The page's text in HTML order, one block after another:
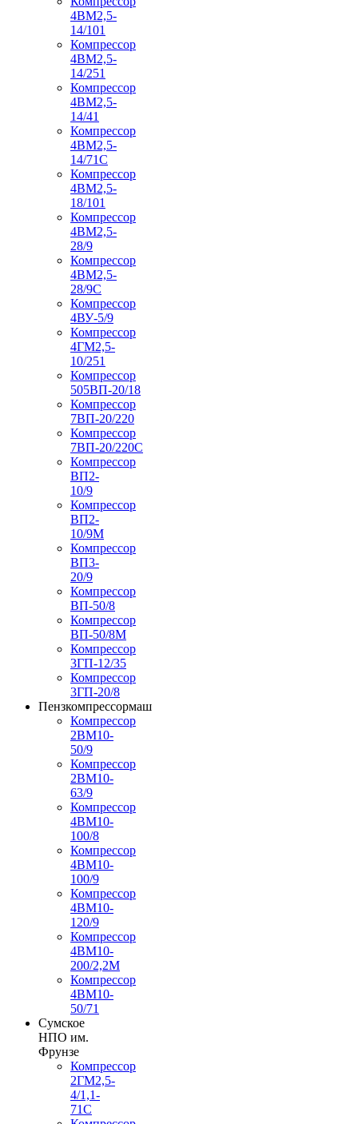
4ВМ2,5-
14/101
Компрессор
4ВМ2,5-
14/251
Компрессор
4ВМ2,5-
14/41
Компрессор
4ВМ2,5-
14/71C
Компрессор
4ВМ2,5-
18/101
Компрессор
4ВМ2,5-
28/9
Компрессор
4ВМ2,5-
28/9С
Компрессор
4ВУ-5/9
Компрессор
4ГМ2,5-
10/251
Компрессор
505ВП-20/18
Компрессор
7ВП-20/220
Компрессор
7ВП-20/220С
Компрессор
ВП2-
10/9
Компрессор
ВП2-
10/9М
Компрессор
ВП3-
20/9
Компрессор
ВП-50/8
Компрессор
ВП-50/8М
Компрессор
3ГП-12/35
Компрессор
3ГП-20/8
Пензкомпрессормаш
Компрессор
2ВМ10-
50/9
Компрессор
2ВМ10-
63/9
Компрессор
4ВМ10-
100/8
Компрессор
4ВМ10-
100/9
Компрессор
4ВМ10-
120/9
Компрессор
4ВМ10-
200/2,2М
Компрессор
4ВМ10-
50/71
Сумское
НПО им.
Фрунзе
Компрессор
2ГМ2,5-
4/1,1-
71С